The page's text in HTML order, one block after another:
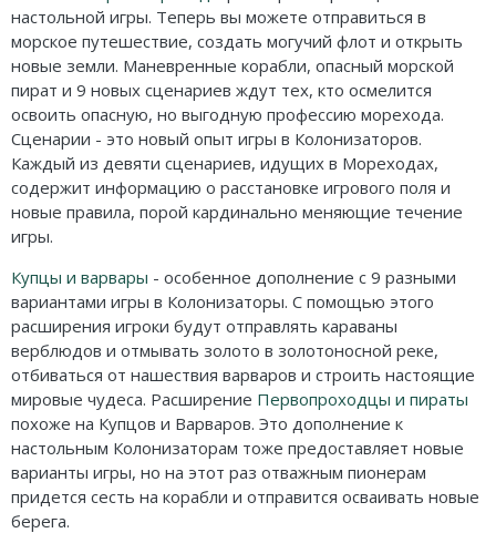
настольной игры. Теперь вы можете отправиться в
морское путешествие, создать могучий флот и открыть
новые земли. Маневренные корабли, опасный морской
пират и 9 новых сценариев ждут тех, кто осмелится
освоить опасную, но выгодную профессию морехода.
Сценарии - это новый опыт игры в Колонизаторов.
Каждый из девяти сценариев, идущих в Мореходах,
содержит информацию о расстановке игрового поля и
новые правила, порой кардинально меняющие течение
игры.
Купцы и варвары - особенное дополнение с 9 разными
вариантами игры в Колонизаторы. С помощью этого
расширения игроки будут отправлять караваны
верблюдов и отмывать золото в золотоносной реке,
отбиваться от нашествия варваров и строить настоящие
мировые чудеса. Расширение Первопроходцы и пираты
похоже на Купцов и Варваров. Это дополнение к
настольным Колонизаторам тоже предоставляет новые
варианты игры, но на этот раз отважным пионерам
придется сесть на корабли и отправится осваивать новые
берега.